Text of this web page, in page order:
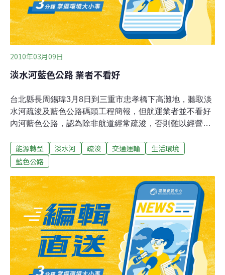
2010年03月09日
淡水河藍色公路 業者不看好
台北縣長周錫瑋3月8日到三重市忠孝橋下高灘地，聽取淡
水河疏浚及藍色公路碼頭工程簡報，但航運業者並不看好
內河藍色公路，認為除非航道經常疏浚，否則難以經營。
與觀光遊憩雙重目的，範圍介於淡水河關渡橋、大漢溪新
海橋、新店溪中正橋之間，疏浚後的藍色公路觀光航線，
合，加上自行車道、商圈發展，希望形成完整觀光旅遊觀
光網絡。 然而，航運業者卻不看好淡水河內河藍色公路，
指稱這個區段水域淤積非常嚴重，有些區域水深只剩1公
尺左右，業者都認為現有船隻吃水太深無法經營，未來政
府若不能經常疏浚，並輔導營運，業者不敢貿然投資新
船，意願不高。
能源轉型 淡水河 疏浚 交通運輸
生活環境
藍色公路